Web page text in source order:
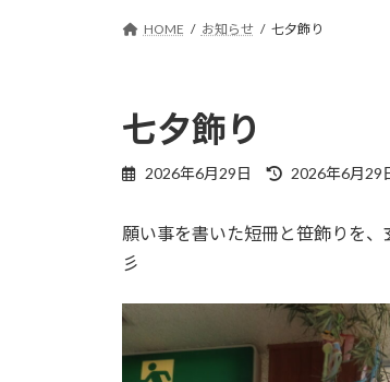
HOME お知らせ 七夕飾り
七夕飾り
2026年6月29日
最
新
:
2026年6月29
願い事を書いた短冊と笹飾りを
彡